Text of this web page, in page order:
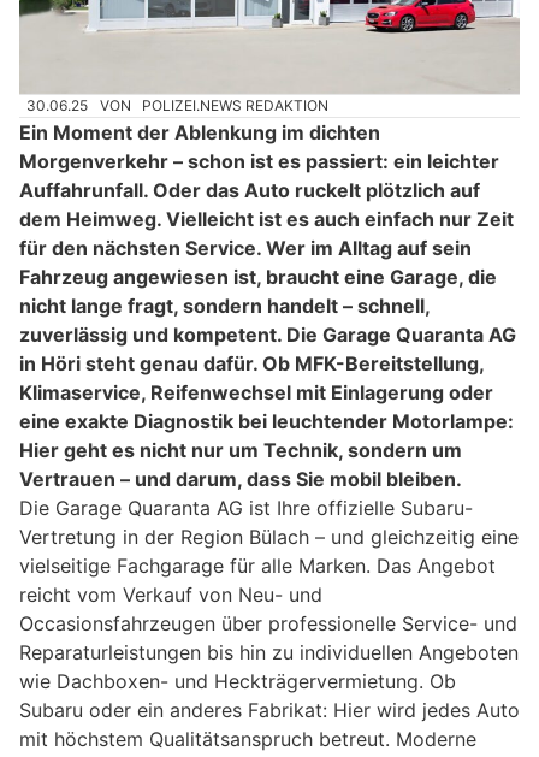
30.06.25 VON POLIZEI.NEWS REDAKTION
Ein Moment der Ablenkung im dichten
Morgenverkehr – schon ist es passiert: ein leichter
Auffahrunfall. Oder das Auto ruckelt plötzlich auf
dem Heimweg. Vielleicht ist es auch einfach nur Zeit
für den nächsten Service. Wer im Alltag auf sein
Fahrzeug angewiesen ist, braucht eine Garage, die
nicht lange fragt, sondern handelt – schnell,
zuverlässig und kompetent. Die Garage Quaranta AG
in Höri steht genau dafür. Ob MFK-Bereitstellung,
Klimaservice, Reifenwechsel mit Einlagerung oder
eine exakte Diagnostik bei leuchtender Motorlampe:
Hier geht es nicht nur um Technik, sondern um
Vertrauen – und darum, dass Sie mobil bleiben.
Die Garage Quaranta AG ist Ihre offizielle Subaru-
Vertretung in der Region Bülach – und gleichzeitig eine
vielseitige Fachgarage für alle Marken. Das Angebot
reicht vom Verkauf von Neu- und
Occasionsfahrzeugen über professionelle Service- und
Reparaturleistungen bis hin zu individuellen Angeboten
wie Dachboxen- und Heckträgervermietung. Ob
Subaru oder ein anderes Fabrikat: Hier wird jedes Auto
mit höchstem Qualitätsanspruch betreut. Moderne